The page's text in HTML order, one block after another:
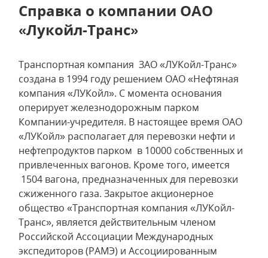
Справка о компании ОАО
«Лукойл-Транс»
Транспортная компания ЗАО «ЛУКойл-Транс»
создана в 1994 году решением ОАО «Нефтяная
компания «ЛУКойл». С момента основания
оперирует железнодорожным парком
Компании-учредителя. В настоящее время ОАО
«ЛУКойл» располагает для перевозки нефти и
нефтепродуктов парком в 10000 собственных и
привлеченных вагонов. Кроме того, имеется
1504 вагона, предназначенных для перевозки
сжиженного газа. Закрытое акционерное
общество «Транспортная компания «ЛУКойл-
Транс», является действительным членом
Российской Ассоциации Международных
экспедиторов (РАМЭ) и Ассоциированным